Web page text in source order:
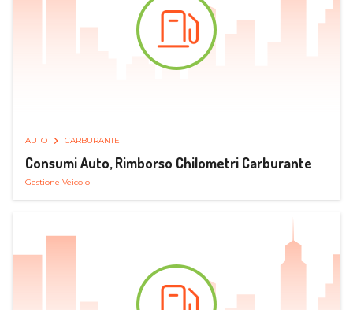
AUTO CARBURANTE
Consumi Auto, Rimborso Chilometri Carburante
Gestione Veicolo